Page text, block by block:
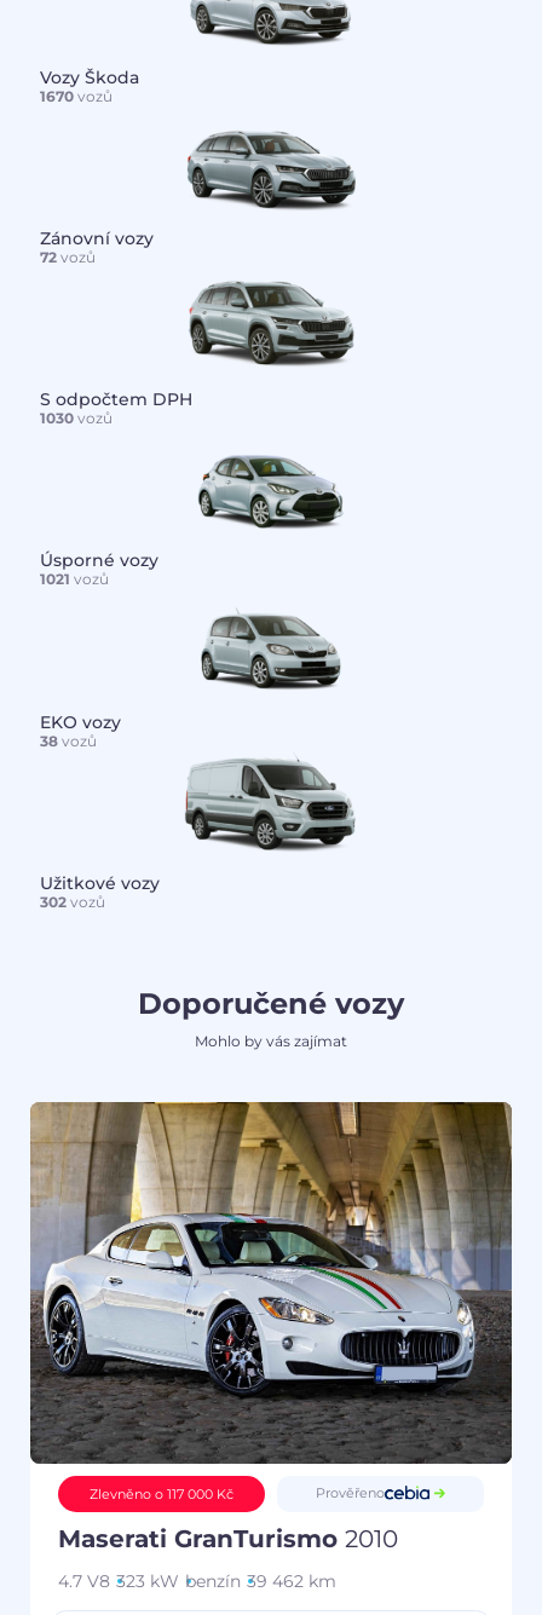
Vozy Škoda
1670vozů
Zánovní vozy
72vozů
S odpočtem DPH
1030vozů
Úsporné vozy
1021 vozů
EKO vozy
38vozů
Užitkové vozy
302vozů
Doporučené vozy
Mohlo by vás zajímat
Zlevněno o 117 000 Kč Prověřeno
Maserati GranTurismo 2010
4.7 V8 323 kW benzín 39 462 km